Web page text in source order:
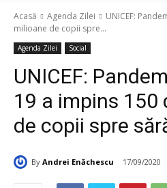
Acasă Agenda Zilei
UNICEF:
milioane de copii spre...
Agenda Zilei Social
UNICEF:
19 a impins 150
de copii spre
By Andrei Enăchescu 17/09/2020